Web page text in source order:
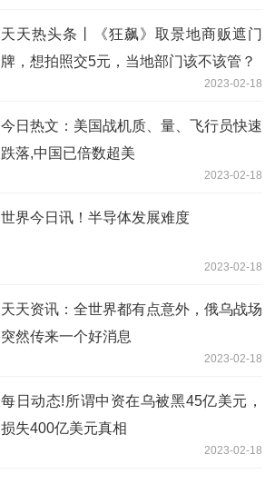
天天热头条丨《狂飙》取景地商贩遮门
牌，想拍照交5元，当地部门该不该管？
2023-02-18
今日热文：美国战机质、量、飞行员快速
跌落,中国已倍数超美
2023-02-18
世界今日讯！半导体发展难度
2023-02-18
天天资讯：全世界都有点意外，俄乌战场
突然传来一个好消息
2023-02-18
每日动态!所谓中资在乌被黑45亿美元，
损失400亿美元真相
2023-02-18